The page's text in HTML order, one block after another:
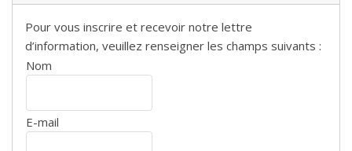
Pour vous inscrire et recevoir notre lettre
d’information, veuillez renseigner les champs suivants :
Nom
E-mail